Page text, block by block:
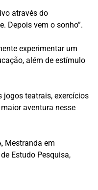
através do
Depois vem o sonho”.
experimentar um
além de estímulo
teatrais, exercícios
aventura nesse
Mestranda em
Estudo Pesquisa,